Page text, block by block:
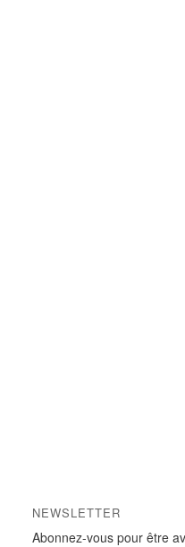
NEWSLETTER
Abonnez-vous pour être